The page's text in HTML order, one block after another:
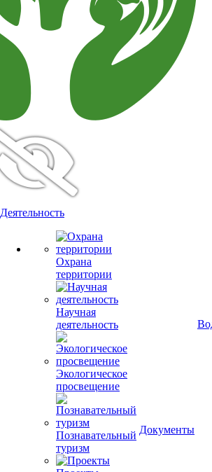
Деятельность
Охрана
территории
Научная
деятельность
Экологическое
просвещение
Познавательный
туризм
Документы